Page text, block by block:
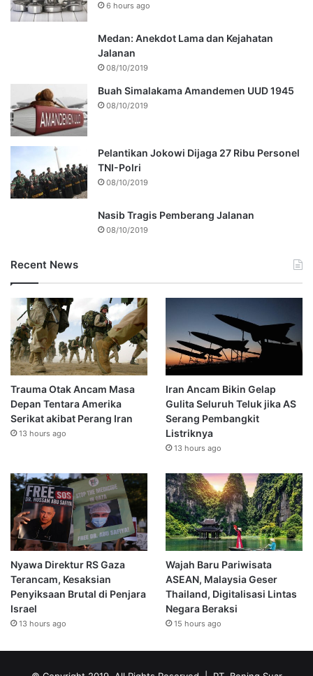
6 hours ago
Medan: Anekdot Lama dan Kejahatan
Jalanan
08/10/2019
Buah Simalakama Amandemen UUD 1945
08/10/2019
Pelantikan Jokowi Dijaga 27 Ribu Personel
TNI-Polri
08/10/2019
Nasib Tragis Pemberang Jalanan
08/10/2019
Recent News
Trauma Otak Ancam Masa
Depan Tentara Amerika
Serikat akibat Perang Iran
13 hours ago
Iran Ancam Bikin Gelap
Gulita Seluruh Teluk jika AS
Serang Pembangkit
Listriknya
13 hours ago
Nyawa Direktur RS Gaza
Terancam, Kesaksian
Penyiksaan Brutal di Penjara
Israel
13 hours ago
Wajah Baru Pariwisata
ASEAN, Malaysia Geser
Thailand, Digitalisasi Lintas
Negara Beraksi
15 hours ago